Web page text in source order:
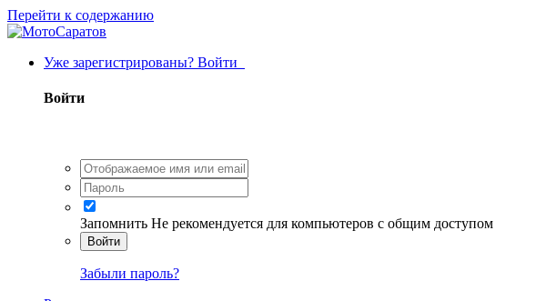
Перейти к содержанию
Уже зарегистрированы? Войти
Войти
Запомнить Не рекомендуется для компьютеров с общим доступом
Войти
Забыли пароль?